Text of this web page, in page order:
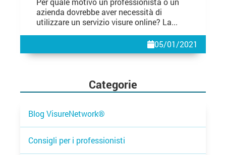
azienda dovrebbe aver necessità di
utilizzare un servizio visure online? La...
05/01/2021
Categorie
Blog VisureNetwork®
Consigli per i professionisti